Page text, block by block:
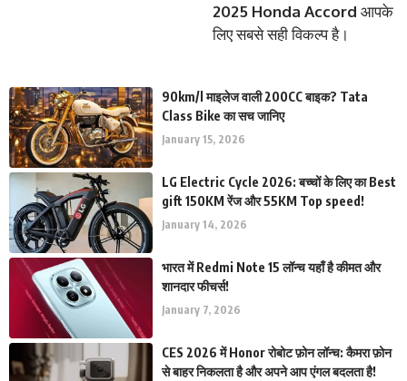
2025 Honda Accord आपके
लिए सबसे सही विकल्प है।
90km/l माइलेज वाली 200CC बाइक? Tata
Class Bike का सच जानिए
January 15, 2026
LG Electric Cycle 2026: बच्चों के लिए का Best
gift 150KM रेंज और 55KM Top speed!
January 14, 2026
भारत में Redmi Note 15 लॉन्च यहाँ है कीमत और
शानदार फीचर्स!
January 7, 2026
CES 2026 में Honor रोबोट फ़ोन लॉन्च: कैमरा फ़ोन
से बाहर निकलता है और अपने आप एंगल बदलता है!